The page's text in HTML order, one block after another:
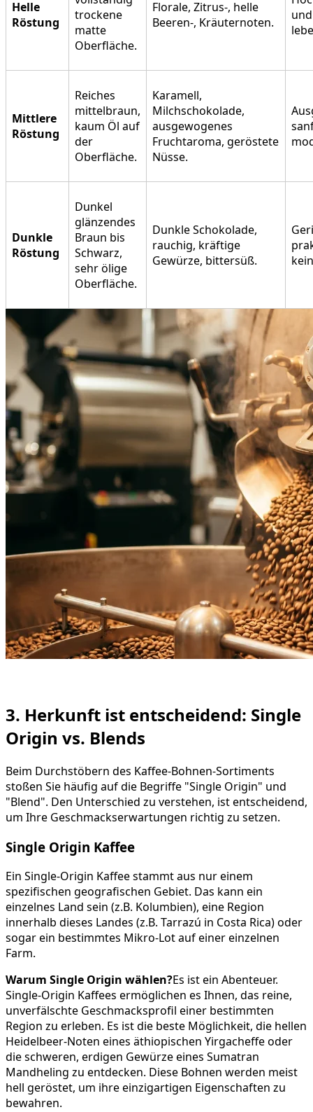
Helle
Röstung
trockene
matte
Oberfläche.
Florale, Zitrus-, helle
Beeren-, Kräuternoten.
und
Mittlere
Röstung
Reiches
mittelbraun,
kaum Öl auf
der
Oberfläche.
Karamell,
Milchschokolade,
ausgewogenes
Fruchtaroma, geröstete
Nüsse.
Dunkle
Röstung
Dunkel
glänzendes
Braun bis
Schwarz,
sehr ölige
Oberfläche.
Dunkle Schokolade,
rauchig, kräftige
Gewürze, bittersüß.
3. Herkunft ist entscheidend: Single
Origin vs. Blends
Beim Durchstöbern des Kaffee-Bohnen-Sortiments
stoßen Sie häufig auf die Begriffe "Single Origin" und
"Blend". Den Unterschied zu verstehen, ist entscheidend,
um Ihre Geschmackserwartungen richtig zu setzen.
Single Origin Kaffee
Ein Single-Origin Kaffee stammt aus nur einem
spezifischen geografischen Gebiet. Das kann ein
einzelnes Land sein (z.B. Kolumbien), eine Region
innerhalb dieses Landes (z.B. Tarrazú in Costa Rica) oder
sogar ein bestimmtes Mikro-Lot auf einer einzelnen
Farm.
Warum Single Origin wählen?Es ist ein Abenteuer.
Single-Origin Kaffees ermöglichen es Ihnen, das reine,
unverfälschte Geschmacksprofil einer bestimmten
Region zu erleben. Es ist die beste Möglichkeit, die hellen
Heidelbeer-Noten eines äthiopischen Yirgacheffe oder
die schweren, erdigen Gewürze eines Sumatran
Mandheling zu entdecken. Diese Bohnen werden meist
hell geröstet, um ihre einzigartigen Eigenschaften zu
bewahren.